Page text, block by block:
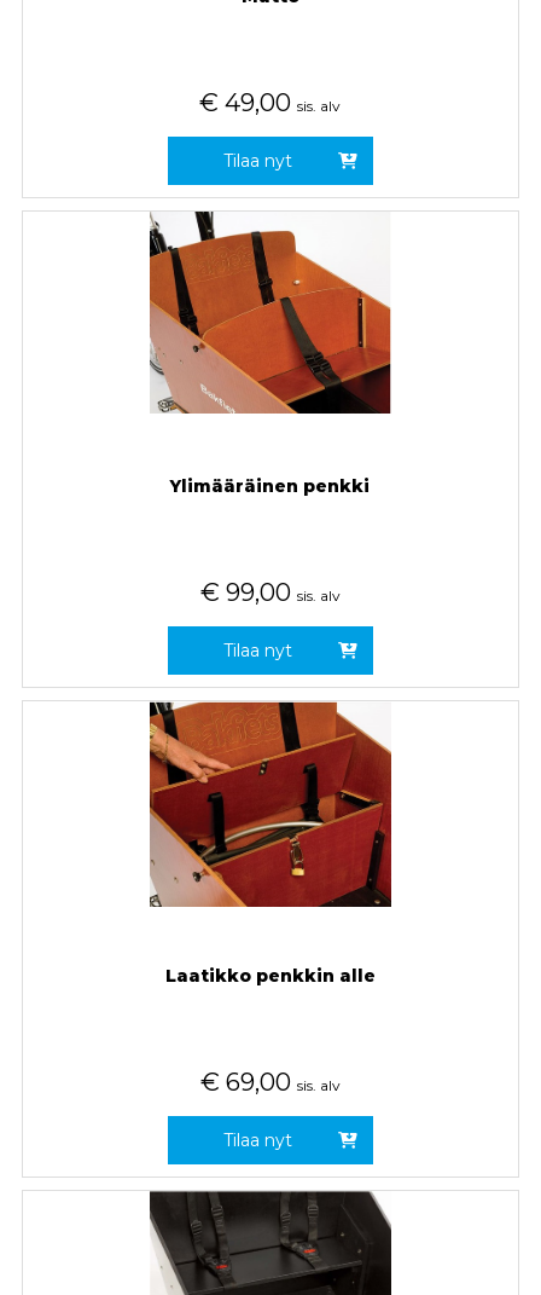
€ 49,00 sis. alv
Tilaa nyt
Ylimääräinen penkki
€ 99,00 sis. alv
Tilaa nyt
Laatikko penkkin alle
€ 69,00 sis. alv
Tilaa nyt